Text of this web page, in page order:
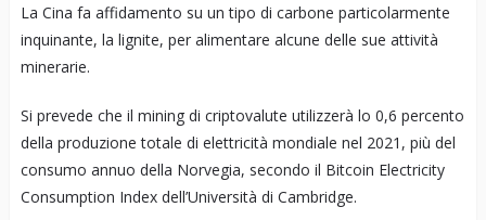
La Cina fa affidamento su un tipo di carbone particolarmente
inquinante, la lignite, per alimentare alcune delle sue attività
minerarie.
Si prevede che il mining di criptovalute utilizzerà lo 0,6 percento
della produzione totale di elettricità mondiale nel 2021, più del
consumo annuo della Norvegia, secondo il Bitcoin Electricity
Consumption Index dell’Università di Cambridge.